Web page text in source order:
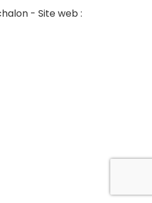
- Site web :